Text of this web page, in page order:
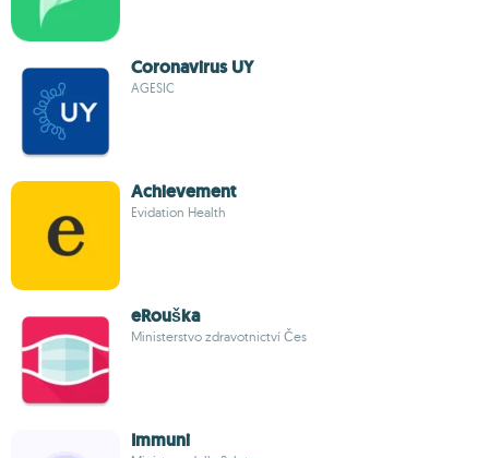
Coronavirus UY
AGESIC
Achievement
Evidation Health
eRouška
Ministerstvo zdravotnictví Čes
Immuni